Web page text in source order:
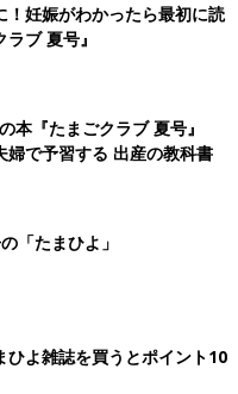
！妊娠がわかったら最初に読
ブ 夏号』
本『たまごクラブ 夏号』
婦で予習する 出産の教科書
「たまひよ」
ひよ雑誌を買うとポイント10